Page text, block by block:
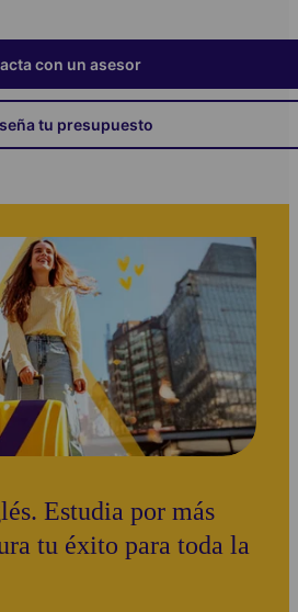
con un asesor
tu presupuesto
Estudia por más
tu éxito para toda la